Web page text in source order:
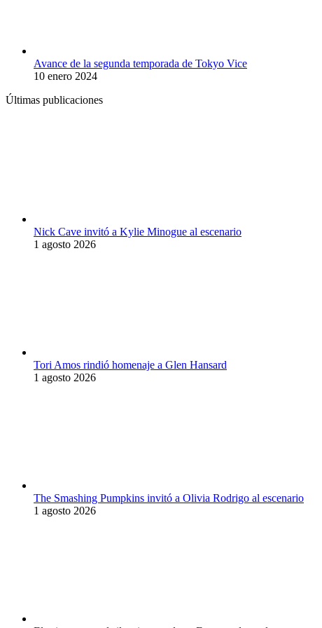
Avance de la segunda temporada de Tokyo Vice
10 enero 2024
Últimas publicaciones
Nick Cave invitó a Kylie Minogue al escenario
1 agosto 2026
Tori Amos rindió homenaje a Glen Hansard
1 agosto 2026
The Smashing Pumpkins invitó a Olivia Rodrigo al escenario
1 agosto 2026